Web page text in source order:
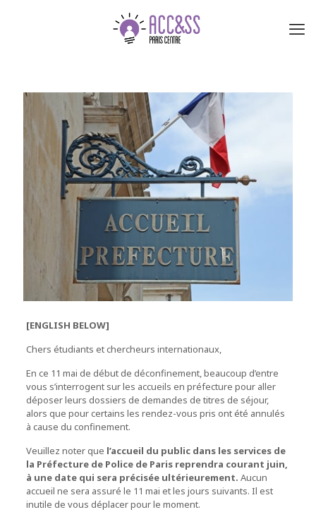
[ENGLISH BELOW]
Chers étudiants et chercheurs internationaux,
En ce 11 mai de début de déconfinement, beaucoup d’entre
vous s’interrogent sur les accueils en préfecture pour aller
déposer leurs dossiers de demandes de titres de séjour,
alors que pour certains les rendez-vous pris ont été annulés
à cause du confinement.
Veuillez noter que l’accueil du public dans les services de
la Préfecture de Police de Paris reprendra courant juin,
à une date qui sera précisée ultérieurement. Aucun
accueil ne sera assuré le 11 mai et les jours suivants. Il est
inutile de vous déplacer pour le moment.